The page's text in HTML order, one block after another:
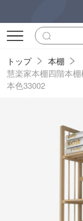
トップ
本棚
慧楽家本棚四階本
本色33002